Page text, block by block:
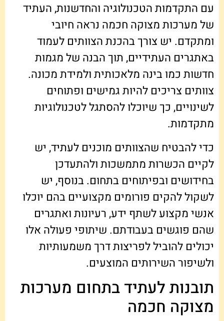
עם התקדמות הטכנולוגיה והחדשנות, העתיד
של מערכות מצוקה חכמה נראה חיובי
ומתקדם. יש צורך בהכנת הצוותים לעמוד
באתגרים העתידיים, תוך הבנה של מגמות
חדשות כמו בינה מלאכותית ולמידת מכונה.
צוותים צריכים להיות גמישים ופתוחים
לשינויים, כך שיוכלו להסתגל לטכנולוגיות
מתקדמות.
כדי להבטיח שהצוותים מוכנים לעתיד, יש
לקיים הכשרות מתמשכות ולהתעדכן
בחידושים ובפיתוחים בתחום. בנוסף, יש
לשקול להקים פורומים מקצועיים בהם יוכלו
אנשי מקצוע לשתף ידע, רעיונות ואתגרים
שהם פוגשים בעבודתם. שיתופי פעולה אלו
יכולים להוביל לפריצות דרך משמעותיות
ולשיפור השירותים המוצעים.
תובנות לעתיד בתחום מערכות
מצוקה חכמה